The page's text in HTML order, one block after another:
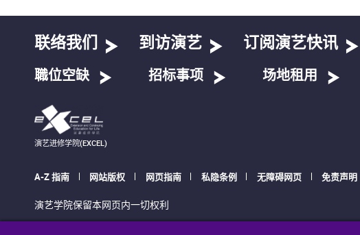
联络我们 到访演艺 订阅演艺快讯
職位空缺 招标事项 场地租用
演艺进修学院(EXCEL)
A-Z 指南 网站版权 网页指南 私隐条例 无障碍网页 免责声明
演艺学院保留本网页内一切权利